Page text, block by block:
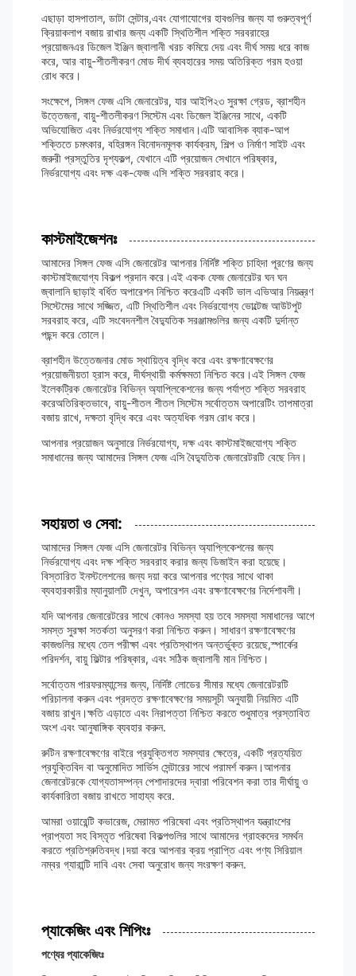
এছাড়া হাসপাতাল, ডাটা সেন্টার,এবং যোগাযোগের হাবগুলির জন্য যা গুরুত্বপূর্ণ
ক্রিয়াকলাপ বজায় রাখার জন্য একটি স্থিতিশীল শক্তি সরবরাহের
প্রয়োজনএর ডিজেল ইঞ্জিন জ্বালানী খরচ কমিয়ে দেয় এবং দীর্ঘ সময় ধরে কাজ
করে, আর বায়ু-শীতলীকরণ মোড দীর্ঘ ব্যবহারের সময় অতিরিক্ত গরম হওয়া
রোধ করে।
সংক্ষেপে, সিঙ্গল ফেজ এসি জেনারেটর, যার আইপি২৩ সুরক্ষা গ্রেড, ব্রাশহীন
উত্তেজনা, বায়ু-শীতলীকরণ সিস্টেম এবং ডিজেল ইঞ্জিনের সাথে, একটি
অভিযোজিত এবং নির্ভরযোগ্য শক্তি সমাধান।এটি আবাসিক ব্যাক-আপ
শক্তিতে চমৎকার, বহিরঙ্গন বিনোদনমূলক কার্যক্রম, শিল্প ও নির্মাণ সাইট এবং
জরুরী প্রস্তুতির দৃশ্যকল্প, যেখানে এটি প্রয়োজন সেখানে পরিষ্কার,
নির্ভরযোগ্য এবং দক্ষ এক-ফেজ এসি শক্তি সরবরাহ করে।
কাস্টমাইজেশনঃ
আমাদের সিঙ্গল ফেজ এসি জেনারেটর আপনার নির্দিষ্ট শক্তি চাহিদা পূরণের জন্য
কাস্টমাইজযোগ্য বিকল্প প্রদান করে।এই একক ফেজ জেনারেটর ঘন ঘন
জ্বালানি ছাড়াই বর্ধিত অপারেশন নিশ্চিত করেএটি একটি ভাল এভিআর নিয়ন্ত্রণ
সিস্টেমের সাথে সজ্জিত, এটি স্থিতিশীল এবং নির্ভরযোগ্য ভোল্টেজ আউটপুট
সরবরাহ করে, এটি সংবেদনশীল বৈদ্যুতিক সরঞ্জামগুলির জন্য একটি দুর্দান্ত
পছন্দ করে তোলে।
ব্রাশহীন উত্তেজনার মোড স্থায়িত্ব বৃদ্ধি করে এবং রক্ষণাবেক্ষণের
প্রয়োজনীয়তা হ্রাস করে, দীর্ঘস্থায়ী কর্মক্ষমতা নিশ্চিত করে।এই সিঙ্গল ফেজ
ইলেকট্রিক জেনারেটর বিভিন্ন অ্যাপ্লিকেশনের জন্য পর্যাপ্ত শক্তি সরবরাহ
করেঅতিরিক্তভাবে, বায়ু-শীতল শীতল সিস্টেম সর্বোত্তম অপারেটিং তাপমাত্রা
বজায় রাখে, দক্ষতা বৃদ্ধি করে এবং অত্যধিক গরম রোধ করে।
আপনার প্রয়োজন অনুসারে নির্ভরযোগ্য, দক্ষ এবং কাস্টমাইজযোগ্য শক্তি
সমাধানের জন্য আমাদের সিঙ্গল ফেজ এসি বৈদ্যুতিক জেনারেটরটি বেছে নিন।
সহায়তা ও সেবা:
আমাদের সিঙ্গল ফেজ এসি জেনারেটর বিভিন্ন অ্যাপ্লিকেশনের জন্য
নির্ভরযোগ্য এবং দক্ষ শক্তি সরবরাহ করার জন্য ডিজাইন করা হয়েছে।
বিস্তারিত ইনস্টলেশনের জন্য দয়া করে আপনার পণ্যের সাথে থাকা
ব্যবহারকারীর ম্যানুয়ালটি দেখুন, অপারেশন এবং রক্ষণাবেক্ষণের নির্দেশাবলী।
যদি আপনার জেনারেটরের সাথে কোনও সমস্যা হয় তবে সমস্যা সমাধানের আগে
সমস্ত সুরক্ষা সতর্কতা অনুসরণ করা নিশ্চিত করুন। সাধারণ রক্ষণাবেক্ষণের
কাজগুলির মধ্যে তেল পরীক্ষা এবং প্রতিস্থাপন অন্তর্ভুক্ত রয়েছে,স্পার্কের
পরিদর্শন, বায়ু ফিল্টার পরিষ্কার, এবং সঠিক জ্বালানী মান নিশ্চিত।
সর্বোত্তম পারফরম্যান্সের জন্য, নির্দিষ্ট লোডের সীমার মধ্যে জেনারেটরটি
পরিচালনা করুন এবং প্রদত্ত রক্ষণাবেক্ষণের সময়সূচী অনুযায়ী নিয়মিত এটি
বজায় রাখুন।ক্ষতি এড়াতে এবং নিরাপত্তা নিশ্চিত করতে শুধুমাত্র প্রস্তাবিত
অংশ এবং আনুষাঙ্গিক ব্যবহার করুন.
রুটিন রক্ষণাবেক্ষণের বাইরে প্রযুক্তিগত সমস্যার ক্ষেত্রে, একটি প্রত্যয়িত
প্রযুক্তিবিদ বা অনুমোদিত সার্ভিস সেন্টারের সাথে পরামর্শ করুন।আপনার
জেনারেটরকে যোগ্যতাসম্পন্ন পেশাদারদের দ্বারা পরিবেশন করা তার দীর্ঘায়ু ও
কার্যকারিতা বজায় রাখতে সাহায্য করে.
আমরা ওয়ারেন্টি কভারেজ, মেরামত পরিষেবা এবং প্রতিস্থাপন যন্ত্রাংশের
প্রাপ্যতা সহ বিস্তৃত পরিষেবা বিকল্পগুলির সাথে আমাদের গ্রাহকদের সমর্থন
করতে প্রতিশ্রুতিবদ্ধ।দয়া করে আপনার ক্রয় প্রাপ্তি এবং পণ্য সিরিয়াল
নম্বর গ্যারান্টি দাবি এবং সেবা অনুরোধ জন্য সংরক্ষণ করুন.
প্যাকেজিং এবং শিপিংঃ
পণ্যের প্যাকেজিংঃ